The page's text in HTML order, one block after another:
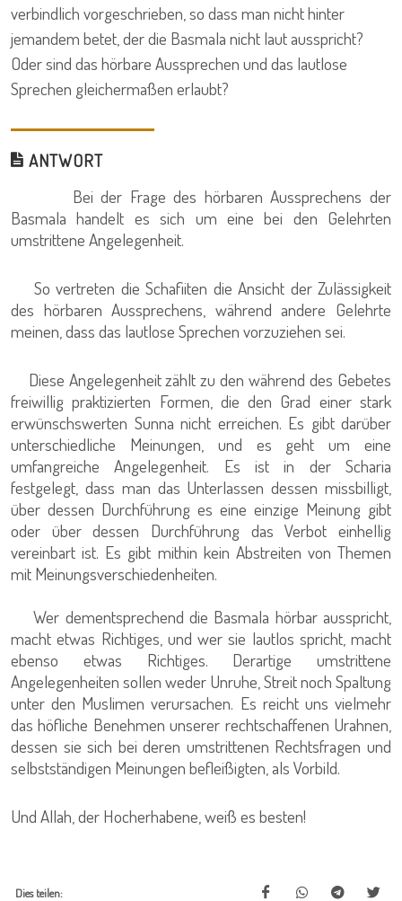
verbindlich vorgeschrieben, so dass man nicht hinter
jemandem betet, der die Basmala nicht laut ausspricht?
Oder sind das hörbare Aussprechen und das lautlose
Sprechen gleichermaßen erlaubt?
ANTWORT
Bei der Frage des hörbaren Aussprechens der
Basmala handelt es sich um eine bei den Gelehrten
umstrittene Angelegenheit.
So vertreten die Schafiiten die Ansicht der Zulässigkeit
des hörbaren Aussprechens, während andere Gelehrte
meinen, dass das lautlose Sprechen vorzuziehen sei.
Diese Angelegenheit zählt zu den während des Gebetes
freiwillig praktizierten Formen, die den Grad einer stark
erwünschswerten Sunna nicht erreichen. Es gibt darüber
unterschiedliche Meinungen, und es geht um eine
umfangreiche Angelegenheit. Es ist in der Scharia
festgelegt, dass man das Unterlassen dessen missbilligt,
über dessen Durchführung es eine einzige Meinung gibt
oder über dessen Durchführung das Verbot einhellig
vereinbart ist. Es gibt mithin kein Abstreiten von Themen
mit Meinungsverschiedenheiten.
Wer dementsprechend die Basmala hörbar ausspricht,
macht etwas Richtiges, und wer sie lautlos spricht, macht
ebenso etwas Richtiges. Derartige umstrittene
Angelegenheiten sollen weder Unruhe, Streit noch Spaltung
unter den Muslimen verursachen. Es reicht uns vielmehr
das höfliche Benehmen unserer rechtschaffenen Urahnen,
dessen sie sich bei deren umstrittenen Rechtsfragen und
selbstständigen Meinungen befleißigten, als Vorbild.
Und Allah, der Hocherhabene, weiß es besten!
Dies teilen: